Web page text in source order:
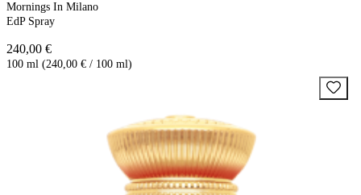
Mornings In Milano
EdP Spray
240,00 €
100 ml (240,00 € / 100 ml)